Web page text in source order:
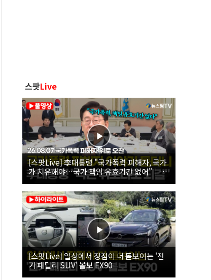
스팟Live
[스팟Live] 李대통령 "국가폭력 피해자, 국가
가 치유해야…국가 책임 유효기간 없어"｜
26.08.07 국가폭력 피해자 위로 오찬
[스팟Live] 일상에서 장점이 더 돋보이는 '전
기 패밀리 SUV' 볼보 EX90